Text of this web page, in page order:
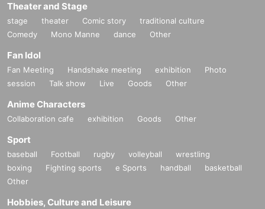
Theater and Stage
stage theater Comic story
traditional culture
Comedy
Mono Manne dance Other
Fan Idol
Fan Meeting Handshake meeting exhibition
Photo
session
Talk show Live Goods Other
Anime Characters
Collaboration cafe exhibition Goods Other
Sport
baseball Football rugby volleyball
wrestling
boxing
Fighting sports e Sports handball
basketball
Other
Hobbies, Culture and Leisure